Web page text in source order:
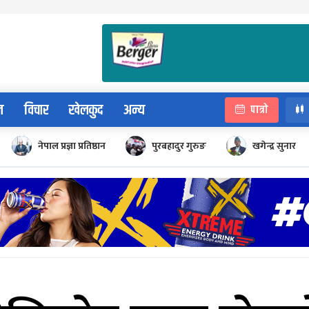
विचार खेलकुद अन्य पात्रो
नेपाल प्रज्ञा प्रतिष्ठान पुरबहादुर गुरुङ खगेन्द्र सुनार